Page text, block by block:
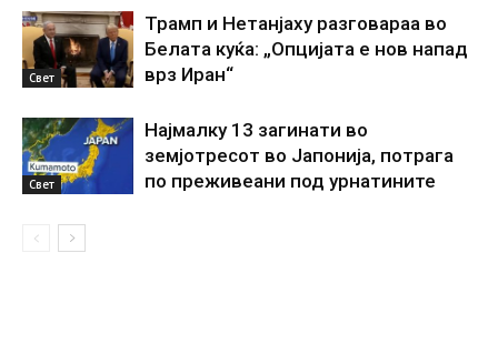
Свет
Трамп и Нетанјаху разговараа во
Белата куќа: „Опцијата е нов напад
врз Иран“
Свет
Најмалку 13 загинати во
земјотресот во Јапонија, потрага
по преживеани под урнатините